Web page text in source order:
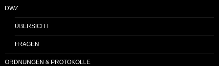
DWZ
ÜBERSICHT
FRAGEN
ORDNUNGEN & PROTOKOLLE